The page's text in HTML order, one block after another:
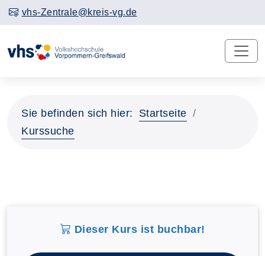
vhs-Zentrale@kreis-vg.de
Sie befinden sich hier:
Startseite
Kurssuche
Dieser Kurs ist buchbar!